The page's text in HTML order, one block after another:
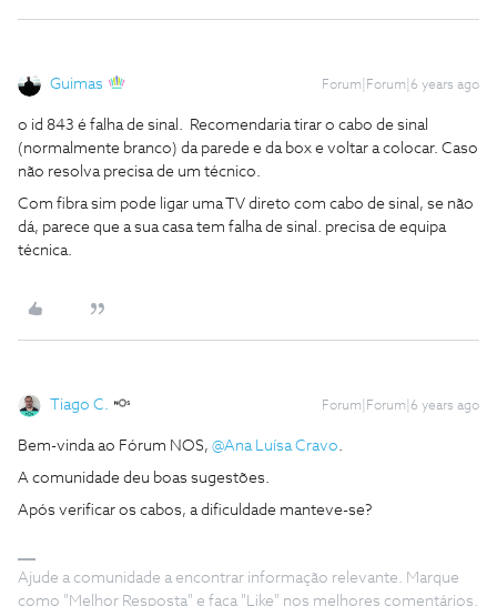
Guimas Forum|Forum|6 years ago
o id 843 é falha de sinal. Recomendaria tirar o cabo de sinal
(normalmente branco) da parede e da box e voltar a colocar. Caso
não resolva precisa de um técnico.
Com fibra sim pode ligar uma TV direto com cabo de sinal, se não
dá, parece que a sua casa tem falha de sinal. precisa de equipa
técnica.
Tiago C. Forum|Forum|6 years ago
Bem-vinda ao Fórum NOS, @Ana Luísa Cravo.
A comunidade deu boas sugestões.
Após verificar os cabos, a dificuldade manteve-se?
Ajude a comunidade a encontrar informação relevante. Marque
como "Melhor Resposta" e faça "Like" nos melhores comentários.